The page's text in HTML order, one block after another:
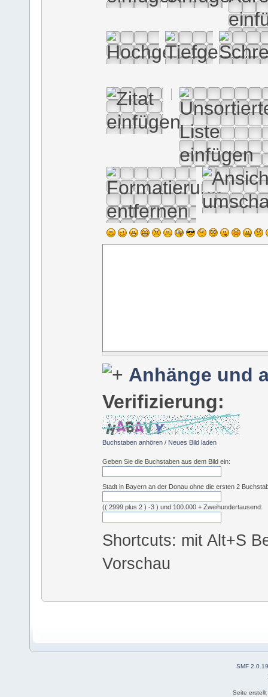
Anhänge und
Verifizierung:
Buchstaben anhören / Neues Bild laden
Geben Sie die Buchstaben aus dem Bild ein:
Stadt in Bayern an der Donau ohne die ersten 2
(( 2999 plus 2 ) -3 ) und 100.000 + Zweihundertausend:
Shortcuts: mit Alt+S
Vorschau
SMF 2.0.19
Seite